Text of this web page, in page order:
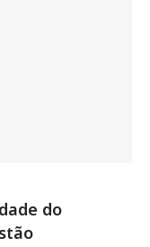
do